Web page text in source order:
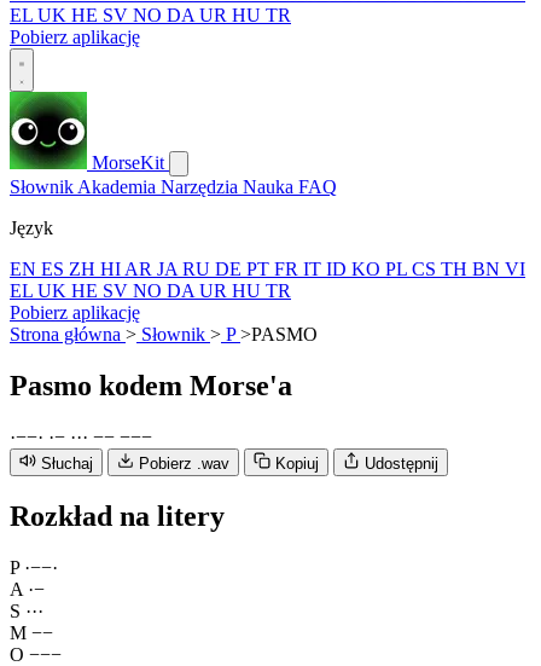
EL UK HE SV NO DA UR HU TR
Pobierz aplikację
MorseKit
Słownik Akademia Narzędzia Nauka FAQ
Język
EN ES ZH HI AR JA RU DE PT FR IT ID KO PL CS TH BN VI
EL UK HE SV NO DA UR HU TR
Pobierz aplikację
Strona główna > Słownik > P>PASMO
Pasmo kodem Morse'a
·−−· ·− ··· −− −−−
Słuchaj Pobierz .wav Kopiuj Udostępnij
Rozkład na litery
P ·−−·
A ·−
S ···
M −−
O −−−